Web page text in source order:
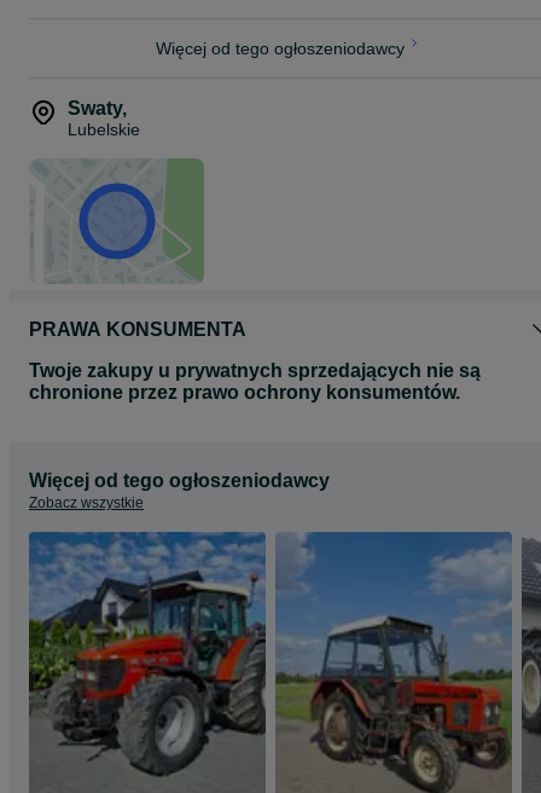
Więcej od tego ogłoszeniodawcy
Swaty,
Lubelskie
PRAWA KONSUMENTA
Twoje zakupy u prywatnych sprzedających nie są
chronione przez prawo ochrony konsumentów.
Więcej od tego ogłoszeniodawcy
Zobacz wszystkie